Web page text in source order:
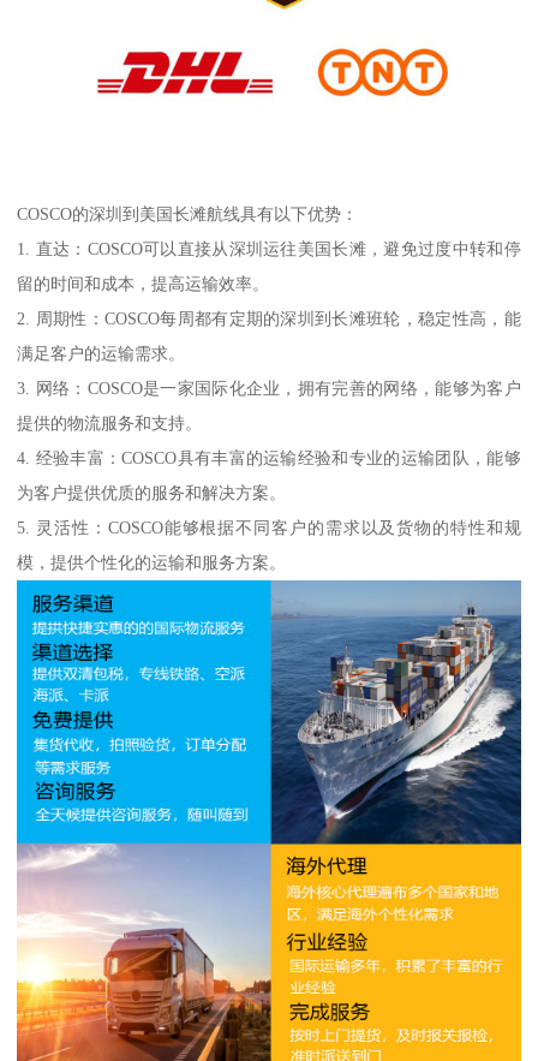
COSCO的深圳到美国长滩航线具有以下优势：
1. 直达：COSCO可以直接从深圳运往美国长滩，避免过度中转和停
留的时间和成本，提高运输效率。
2. 周期性：COSCO每周都有定期的深圳到长滩班轮，稳定性高，能
满足客户的运输需求。
3. 网络：COSCO是一家国际化企业，拥有完善的网络，能够为客户
提供的物流服务和支持。
4. 经验丰富：COSCO具有丰富的运输经验和专业的运输团队，能够
为客户提供优质的服务和解决方案。
5. 灵活性：COSCO能够根据不同客户的需求以及货物的特性和规
模，提供个性化的运输和服务方案。